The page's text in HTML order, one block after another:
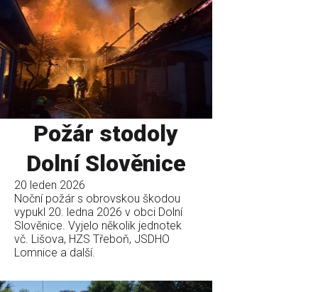
Požár stodoly
Dolní Slověnice
20 leden 2026
Noční požár s obrovskou škodou
vypukl 20. ledna 2026 v obci Dolní
Slověnice. Vyjelo několik jednotek
vč. Lišova, HZS Třeboň, JSDHO
Lomnice a další.